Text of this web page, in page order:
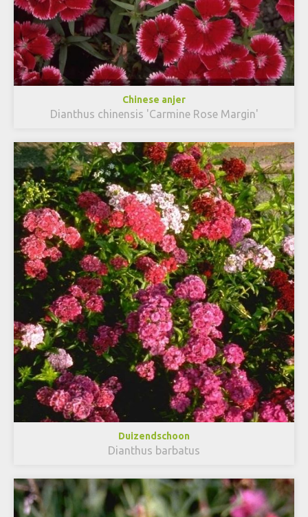
Chinese anjer
Dianthus chinensis 'Carmine Rose Margin'
Duizendschoon
Dianthus barbatus